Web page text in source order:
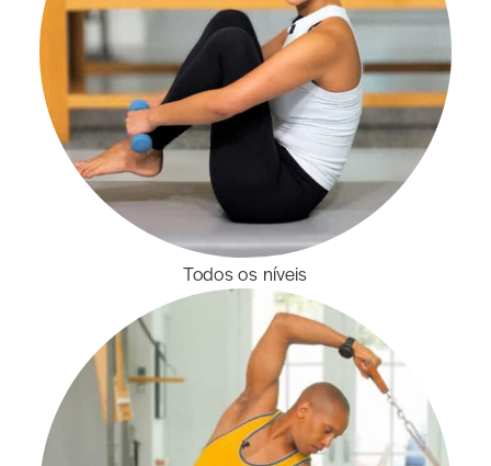
Todos os níveis